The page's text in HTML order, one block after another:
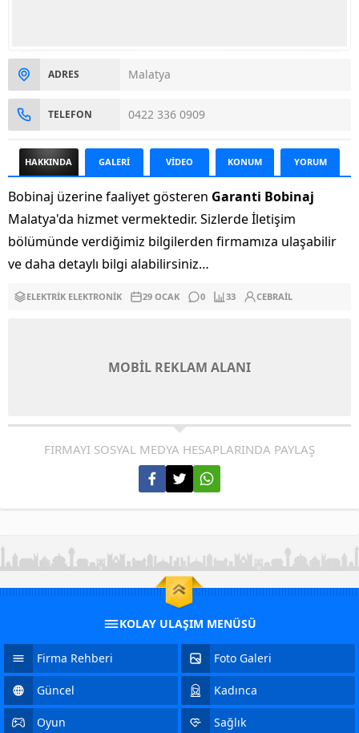
ADRES Malatya
TELEFON 0422 336 0909
HAKKINDA GALERİ VİDEO KONUM YORUM
Bobinaj üzerine faaliyet gösteren Garanti Bobinaj
Malatya'da hizmet vermektedir. Sizlerde İletişim
bölümünde verdiğimiz bilgilerden firmamıza ulaşabilir
ve daha detaylı bilgi alabilirsiniz…
ELEKTRIK ELEKTRONIK 29 OCAK 0 33 CEBRAIL
MOBİL REKLAM ALANI
FİRMAYI SOSYAL MEDYA HESAPLARINDA PAYLAŞ
KOLAY ULAŞIM MENÜSÜ
Firma Rehberi Foto Galeri
Güncel Kadınca
Oyun Sağlık